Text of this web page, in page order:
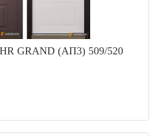
GRAND (АП3) 509/520